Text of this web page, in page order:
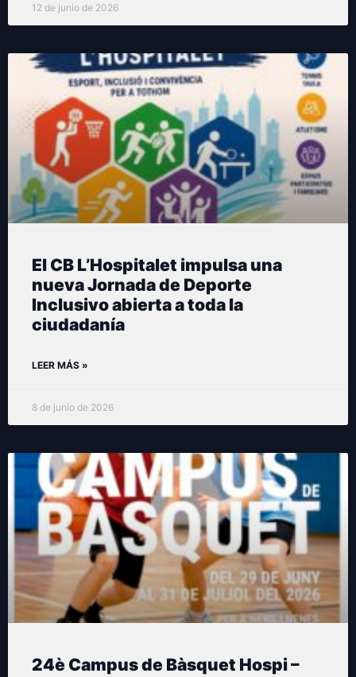
12 de junio de 2026
El CB L’Hospitalet impulsa una
nueva Jornada de Deporte
Inclusivo abierta a toda la
ciudadanía
LEER MÁS »
8 de junio de 2026
24è Campus de Bàsquet Hospi –